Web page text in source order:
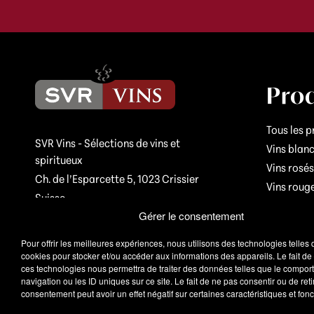
Gérer le consentement
Pour offrir les meilleures expériences, nous utilisons des technologies telles
cookies pour stocker et/ou accéder aux informations des appareils. Le fait
ces technologies nous permettra de traiter des données telles que le
navigation ou les ID uniques sur ce site. Le fait de ne pas consentir ou de
consentement peut avoir un effet négatif sur certaines caractéristiques et
SVR Vins - Sélections de vins et
spiritueux
Ch. de l’Esparcette 5, 1023 Crissier
Suisse
info@svrvins.ch
Tous les
Vins
Vins rosés
Vins